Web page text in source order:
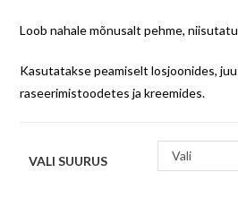
Loob nahale mõnusalt pehme,
Kasutatakse peamiselt losjoonides,
raseerimistoodetes ja kreemides.
VALI SUURUS Vali